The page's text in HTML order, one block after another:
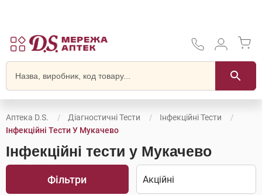
Аптека D.S. Діагностичні Тести
Інфекційні Тести
Інфекційні Тести У Мукачево
Інфекційні тести у Мукачево
Фільтри